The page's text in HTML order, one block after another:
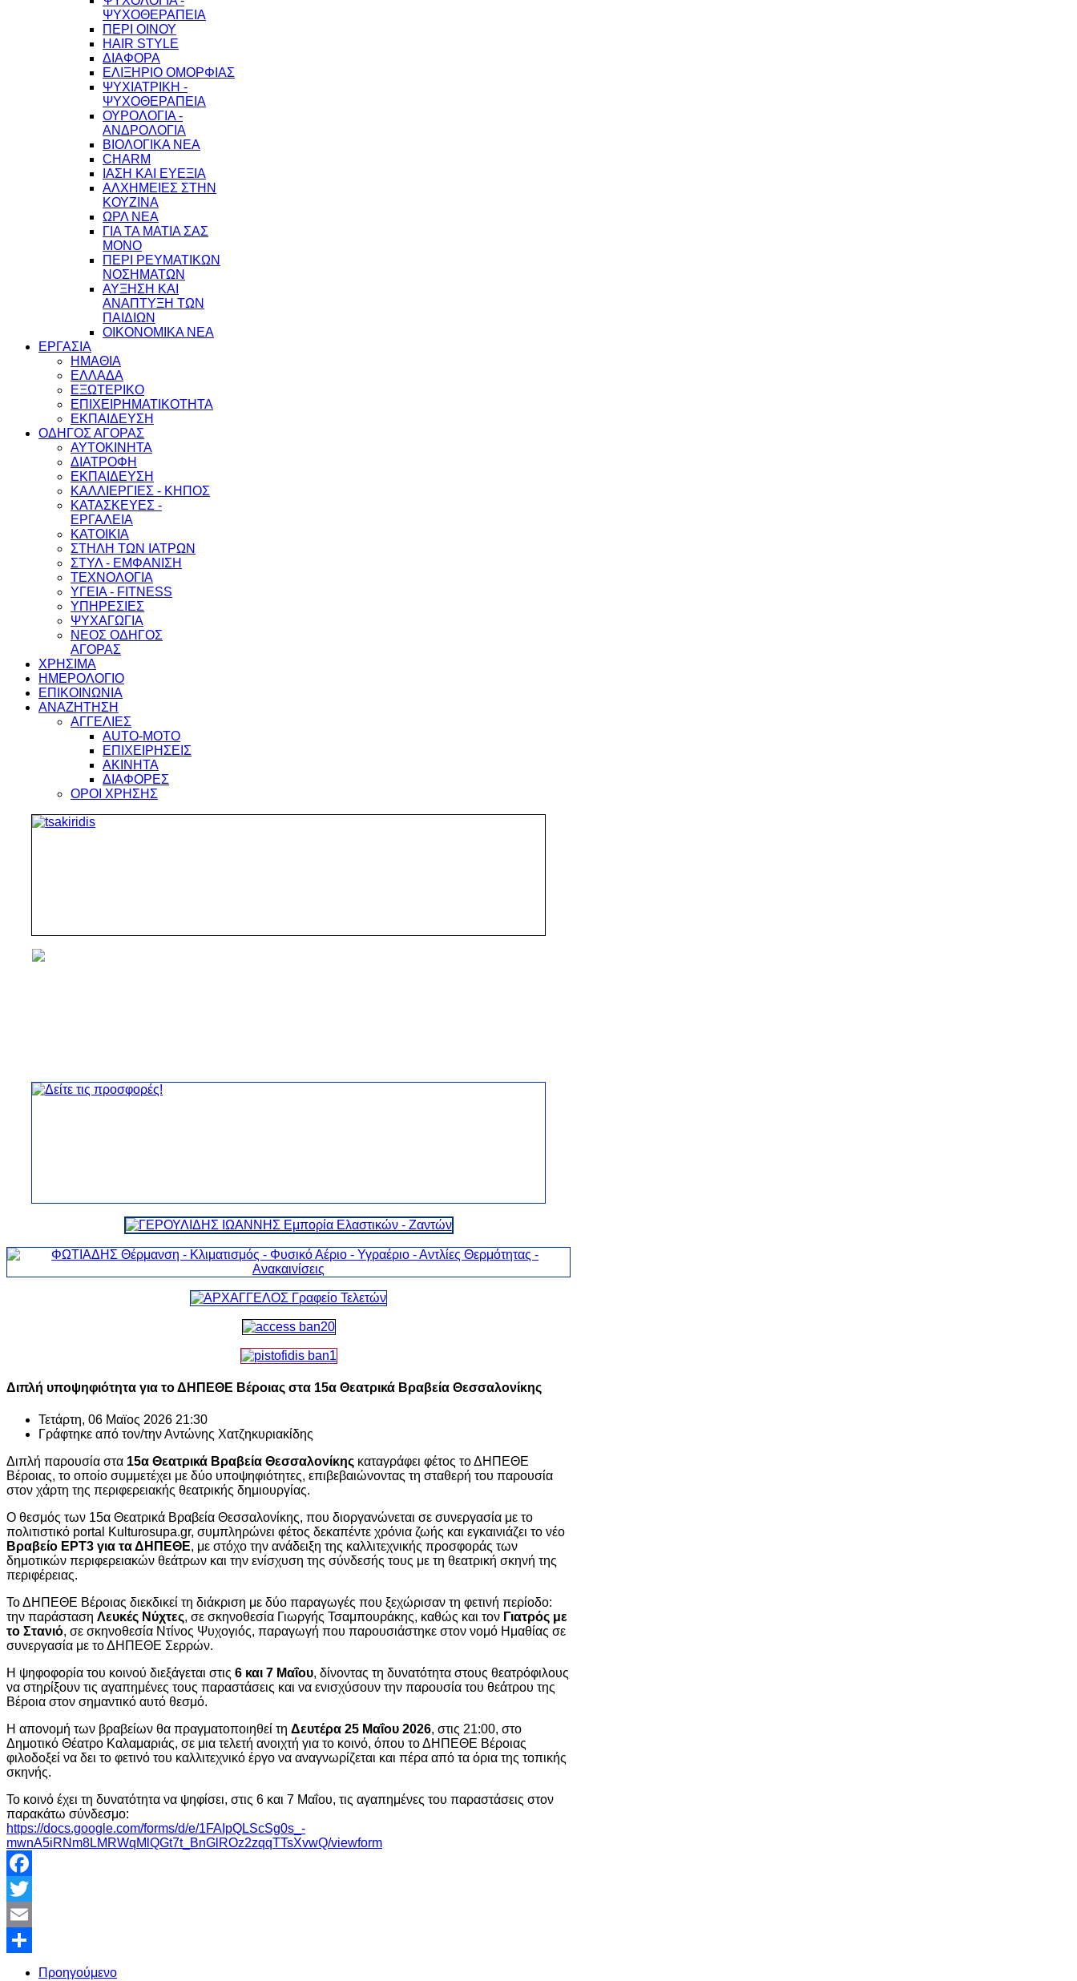
ΨΥΧΟΘΕΡΑΠΕΙΑ
ΠΕΡΙ ΟΙΝΟΥ
HAIR STYLE
ΔΙΑΦΟΡΑ
ΕΛΙΞΗΡΙΟ ΟΜΟΡΦΙΑΣ
ΨΥΧΙΑΤΡΙΚΗ -
ΨΥΧΟΘΕΡΑΠΕΙΑ
ΟΥΡΟΛΟΓΙΑ -
ΑΝΔΡΟΛΟΓΙΑ
ΒΙΟΛΟΓΙΚΑ ΝΕΑ
CHARM
ΙΑΣΗ ΚΑΙ ΕΥΕΞΙΑ
ΑΛΧΗΜΕΙΕΣ ΣΤΗΝ
ΚΟΥΖΙΝΑ
ΩΡΛ ΝEA
ΓΙΑ ΤΑ ΜΑΤΙΑ ΣΑΣ
ΜΟΝΟ
ΠΕΡΙ ΡΕΥΜΑΤΙΚΩΝ
ΝΟΣΗΜΑΤΩΝ
ΑΥΞΗΣΗ ΚΑΙ
ΑΝΑΠΤΥΞΗ ΤΩΝ
ΠΑΙΔΙΩΝ
ΟΙΚΟΝΟΜΙΚΑ ΝΕΑ
ΕΡΓΑΣΙΑ
ΗΜΑΘΙΑ
ΕΛΛΑΔΑ
ΕΞΩΤΕΡΙΚΟ
ΕΠΙΧΕΙΡΗΜΑΤΙΚΟΤΗΤΑ
ΕΚΠΑΙΔΕΥΣΗ
ΟΔΗΓΟΣ ΑΓΟΡΑΣ
ΑΥΤΟΚΙΝΗΤΑ
ΔΙΑΤΡΟΦΗ
ΕΚΠΑΙΔΕΥΣΗ
ΚΑΛΛΙΕΡΓΙΕΣ - ΚΗΠΟΣ
ΚΑΤΑΣΚΕΥΕΣ -
ΕΡΓΑΛΕΙΑ
ΚΑΤΟΙΚΙΑ
ΣΤΗΛΗ ΤΩΝ ΙΑΤΡΩΝ
ΣΤΥΛ - ΕΜΦΑΝΙΣΗ
ΤΕΧΝΟΛΟΓΙΑ
ΥΓΕΙΑ - FITNESS
ΥΠΗΡΕΣΙΕΣ
ΨΥΧΑΓΩΓΙΑ
ΝΕΟΣ ΟΔΗΓΟΣ
ΑΓΟΡΑΣ
ΧΡΗΣΙΜΑ
ΗΜΕΡΟΛΟΓΙΟ
ΕΠΙΚΟΙΝΩΝΙΑ
ΑΝΑΖΗΤΗΣΗ
ΑΓΓΕΛΙΕΣ
AUTO-MOTO
ΕΠΙΧΕΙΡΗΣΕΙΣ
ΑΚΙΝΗΤΑ
ΔΙΑΦΟΡΕΣ
ΟΡΟΙ ΧΡΗΣΗΣ
Διπλή υποψηφιότητα για το ΔΗΠΕΘΕ Βέροιας στα 15α Θεατρικά Βραβεία Θεσσαλονίκης
Τετάρτη, 06 Μαϊος 2026 21:30
Γράφτηκε από τον/τηνΑντώνης Χατζηκυριακίδης
Διπλή παρουσία στα 15α Θεατρικά Βραβεία Θεσσαλονίκης καταγράφει φέτος τοΔΗΠΕΘΕ
Βέροιας, το οποίο συμμετέχει με δύο υποψηφιότητες, επιβεβαιώνοντας τη σταθερή του παρουσία
στον χάρτη της περιφερειακής θεατρικής δημιουργίας.
Ο θεσμός των 15α Θεατρικά Βραβεία Θεσσαλονίκης, που διοργανώνεται σε συνεργασία με το
πολιτιστικό portal
Kulturosupa.gr, συμπληρώνει φέτος δεκαπέντε χρόνια ζωής και εγκαινιάζει το νέο
Βραβείο ΕΡΤ3 για τα ΔΗΠΕΘΕ, με στόχο την ανάδειξη της καλλιτεχνικής προσφοράς των
δημοτικών περιφερειακών θεάτρων και την ενίσχυση της σύνδεσής τους με τη θεατρική σκηνή της
περιφέρειας.
ΤοΔΗΠΕΘΕ Βέροιας διεκδικεί τη διάκριση με δύο παραγωγές που ξεχώρισαν τη φετινή περίοδο:
την παράσταση Λευκές Νύχτες, σε σκηνοθεσία Γιωργής Τσαμπουράκης, καθώς και τον Γιατρός με
το Στανιό, σε σκηνοθεσία Ντίνος Ψυχογιός, παραγωγή που παρουσιάστηκε στον νομό Ημαθίας σε
συνεργασία με τοΔΗΠΕΘΕ Σερρών.
Η ψηφοφορία του κοινού διεξάγεται στις 6 και 7 Μαΐου, δίνοντας τη δυνατότητα στους θεατρόφιλους
να στηρίξουν τις αγαπημένες τους παραστάσεις και να ενισχύσουν την παρουσία του θεάτρου της
Βέροια στον σημαντικό αυτό θεσμό.
Η απονομή των βραβείων θα πραγματοποιηθεί τη Δευτέρα 25 Μαΐου 2026, στις 21:00, στο
Δημοτικό Θέατρο Καλαμαριάς, σε μια τελετή ανοιχτή για το κοινό, όπου τοΔΗΠΕΘΕ Βέροιας
φιλοδοξεί να δει το φετινό του καλλιτεχνικό έργο να αναγνωρίζεται και πέρα από τα όρια της τοπικής
σκηνής.
Το κοινό έχει τη δυνατότητα να ψηφίσει, στις 6 και 7 Μαΐου, τις αγαπημένες του παραστάσεις στον
παρακάτω σύνδεσμο:
https://docs.google.com/forms/d/e/1FAIpQLScSg0s_-
mwnA5iRNm8LMRWqMlQGt7t_BnGlROz2zqqTTsXvwQ/viewform
Facebook
Twitter
Email
Share
Προηγούμενο